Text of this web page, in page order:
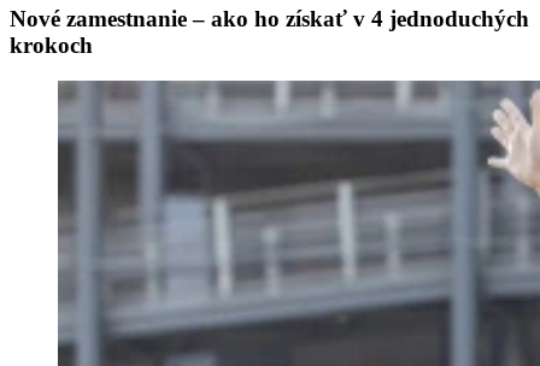
Nové zamestnanie – ako ho získať v 4 jednoduchých
krokoch